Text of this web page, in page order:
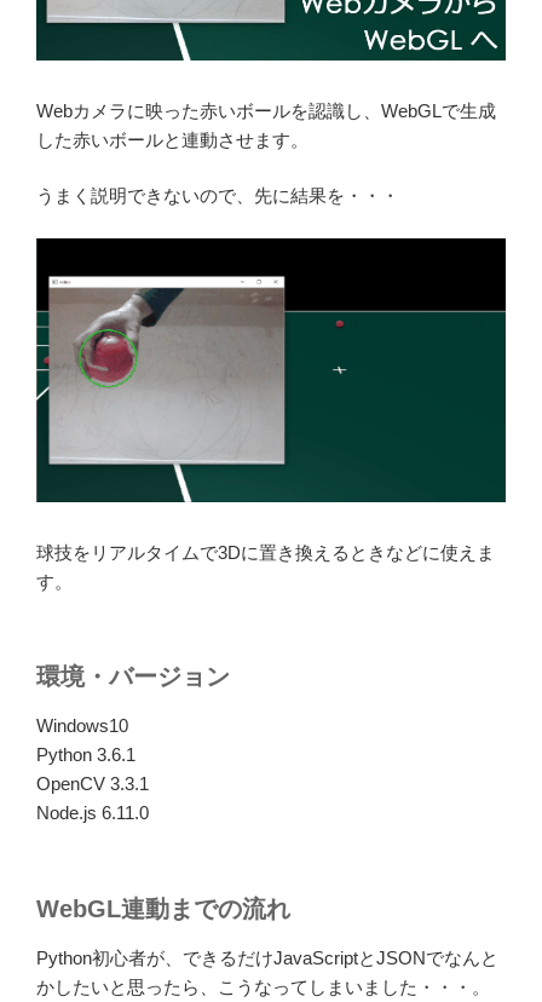
Webカメラに映った赤いボールを認識し、WebGLで生成
した赤いボールと連動させます。
うまく説明できないので、先に結果を・・・
球技をリアルタイムで3Dに置き換えるときなどに使えま
す。
環境・バージョン
Windows10
Python 3.6.1
OpenCV 3.3.1
Node.js 6.11.0
WebGL連動までの流れ
Python初心者が、できるだけJavaScriptとJSONでなんと
かしたいと思ったら、こうなってしまいました・・・。